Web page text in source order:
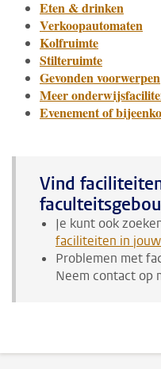
Eten & drinken
Verkoopautomaten
Kolfruimte
Stilteruimte
Gevonden voorwerpen
Meer
Evenement of
Vind
Je kunt ook
faciliteiten in
Problemen met
Neem contact op